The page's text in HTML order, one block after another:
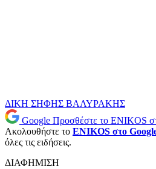
ΔΙΚΗ ΣΗΦΗΣ ΒΑΛΥΡΑΚΗΣ
Google Προσθέστε το ENIKOS
Ακολουθήστε το ENIKOS στο
όλες τις ειδήσεις.
ΔΙΑΦΗΜΙΣΗ